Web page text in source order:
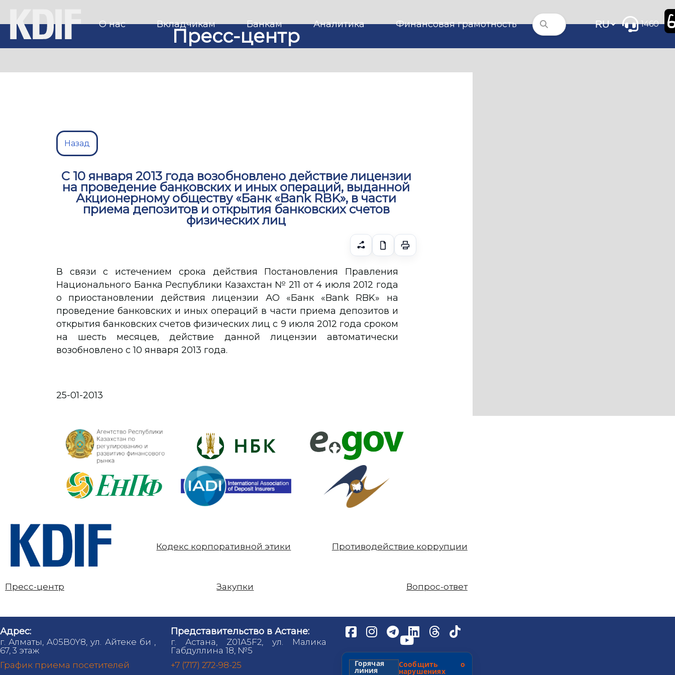
О нас Вкладчикам Банкам Аналитика Финансовая грамотность 1460
Пресс-центр
Назад
С 10 января 2013 года возобновлено действие лицензии
на проведение банковских и иных операций, выданной
Акционерному обществу «Банк «Bank RBK», в части
приема депозитов и открытия банковских счетов
физических лиц
В связи с истечением срока действия Постановления Правления
Национального Банка Республики Казахстан № 211 от 4 июля 2012 года
о приостановлении действия лицензии АО «Банк «Bank RBK» на
проведение банковских и иных операций в части приема депозитов и
открытия банковских счетов физических лиц с 9 июля 2012 года сроком
на шесть месяцев, действие данной лицензии автоматически
возобновлено с 10 января 2013 года.
25-01-2013
Кодекс корпоративной этики Противодействие коррупции
Пресс-центр Закупки Вопрос-ответ
Адрес:
г. Алматы, A05B0Y8, ул. Айтеке би ,
67, 3 этаж
График приема посетителей
Представительство в Астане:
г. Астана, Z01A5F2, ул. Малика
Габдуллина 18, №5
+7 (717) 272-98-25
Горячая
линия
Сообщить о
нарушениях